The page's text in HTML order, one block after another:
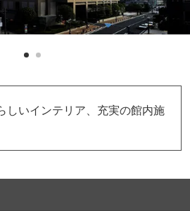
しいインテリア、充実の館内施